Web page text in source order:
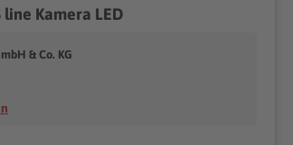
line Kamera LED
& Co. KG